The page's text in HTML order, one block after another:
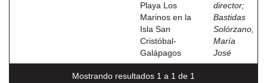
Playa Los
Marinos en la
Isla San
Cristóbal-
Galápagos
director;
Bastidas
Solórzano,
María
José
Mostrando resultados 1 a 1 de 1